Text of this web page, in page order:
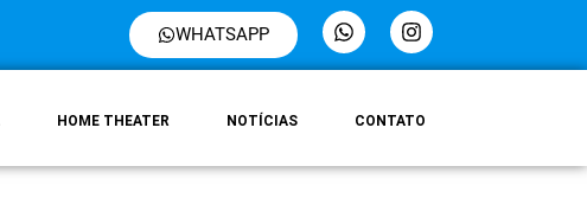
WHATSAPP
HOME THEATER NOTÍCIAS CONTATO